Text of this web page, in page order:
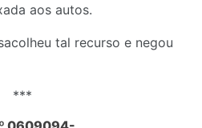
aos autos.
tal recurso e negou
***